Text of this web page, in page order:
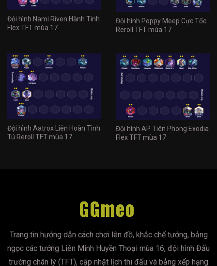
Đội hình Nami Riven Hành Tinh
Flex TFT mùa 17
Đội hình Poppy Meep Cực Tốc
Reroll TFT mùa 17
Đội hình Aatrox Liên Hoàn Tinh
Tú Reroll TFT mùa 17
Đội hình AP Tiên Phong Exodia
Flex TFT mùa 17
Trang tin hướng dẫn cách chơi lên đồ, khắc chế tướng, bảng
ngọc các tướng Liên Minh Huyền Thoại mùa 16, đội hình Đấu
trường chân lý (TFT), cập nhật lịch thi đấu và bảng xếp hạng